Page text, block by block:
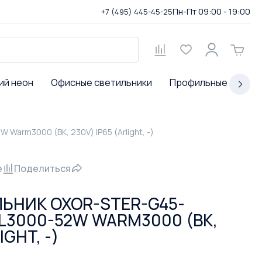
+7 (495) 445-45-25Пн-Пт 09:00 - 19:00
неон Офисные светильники Профильные
Warm3000 (BK, 230V) IP65 (Arlight, -)
Поделиться
OXOR-STER-G45-
52W WARM3000 (BK,
-)